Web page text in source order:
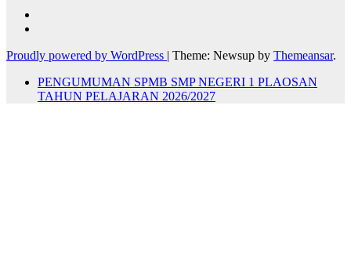
Proudly powered by WordPress | Theme: Newsup by Themeansar.
PENGUMUMAN SPMB SMP NEGERI 1 PLAOSAN
TAHUN PELAJARAN 2026/2027